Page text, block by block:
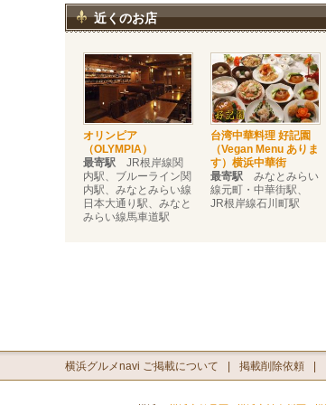
近くのお店
オリンピア
（OLYMPIA）
最寄駅 JR根岸線関
内駅、ブルーライン関
内駅、みなとみらい線
日本大通り駅、みなと
みらい線馬車道駅
台湾中華料理 好記園
（Vegan Menu ありま
す）横浜中華街
最寄駅 みなとみらい
線元町・中華街駅、
JR根岸線石川町駅
横浜グルメnavi ご掲載について 掲載削除依頼